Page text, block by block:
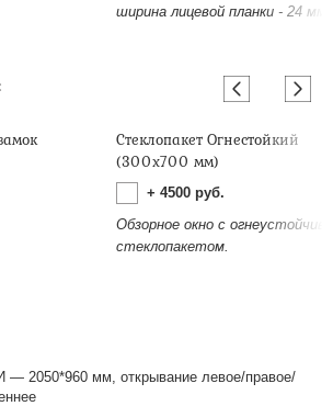
ширина лицевой планки - 24 мм.
Стеклопакет Огнестойкий
(300х700 мм)
+ 4500 руб.
Обзорное окно с
стеклопакетом.
— 2050*960 мм, открывание левое/правое/